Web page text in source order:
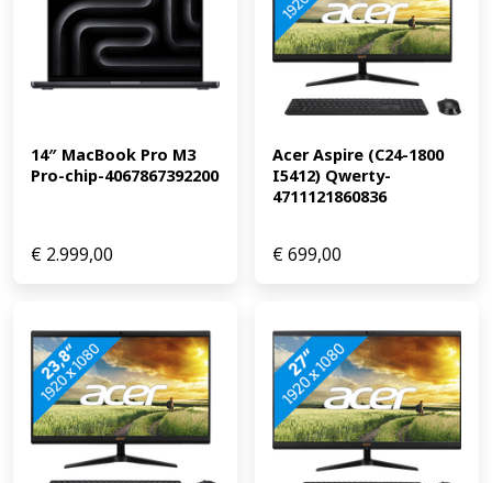
14″ MacBook Pro M3
Pro-chip-4067867392200
€ 2.999,00
Acer Aspire (C24-1800
I5412) Qwerty-
4711121860836
€699,00